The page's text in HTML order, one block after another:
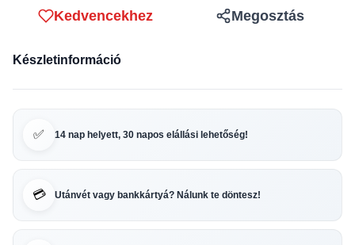
Kedvencekhez Megosztás
Készletinformáció
✅ 14 nap helyett, 30 napos elállási lehetőség!
💳 Utánvét vagy bankkártyá? Nálunk te döntesz!